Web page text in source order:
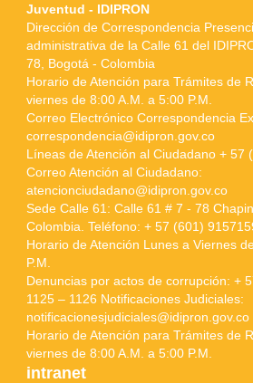
Juventud - IDIPRON
Dirección de Correspondencia
administrativa de la Calle 61 del
78, Bogotá - Colombia
Horario de Atención para Trámites de
viernes de 8:00 A.M. a 5:00 P.M.
Correo Electrónico Correspondencia
correspondencia@idipron.gov.co
Líneas de Atención al Ciudadano + 57
Correo Atención al Ciudadano:
atencionciudadano@idipron.gov.co
Sede Calle 61: Calle 61 # 7 - 78
Colombia. Teléfono: + 57 (601)
Horario de Atención Lunes a Viernes
P.M.
Denuncias por actos de corrupción: +
1125 – 1126 Notificaciones Judiciales:
notificacionesjudiciales@idipron.gov.co
Horario de Atención para Trámites de
viernes de 8:00 A.M. a 5:00 P.M.
intranet